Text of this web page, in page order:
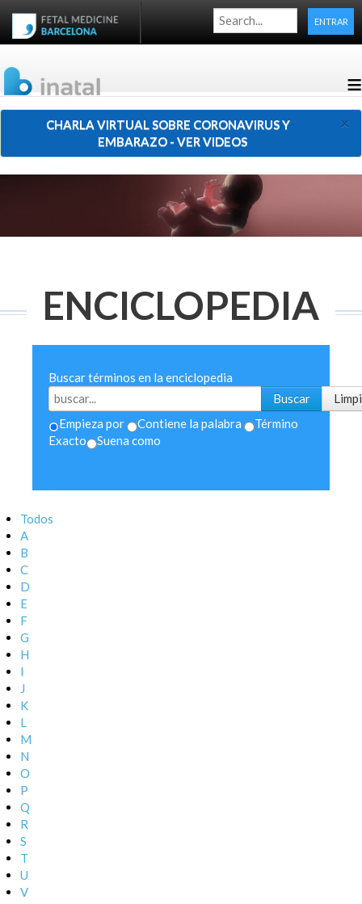
≡
ENTRAR
×
CHARLA VIRTUAL SOBRE CORONAVIRUS Y
EMBARAZO - VER VIDEOS
ENCICLOPEDIA
Buscar términos en la enciclopedia
Empieza por Contiene la palabra
Término
Exacto
Suena como
Todos
A
B
C
D
E
F
G
H
I
J
K
L
M
N
O
P
Q
R
S
T
U
V